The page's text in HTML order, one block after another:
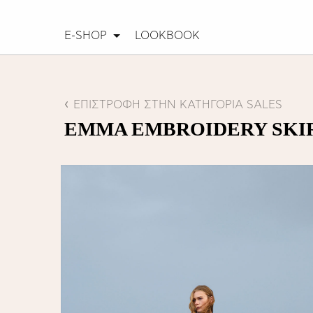
E-SHOP LOOKBOOK
ΕΠΙΣΤΡΟΦΗ ΣΤΗΝ ΚΑΤΗΓΟΡΙΑ SALES
EMMA EMBROIDERY